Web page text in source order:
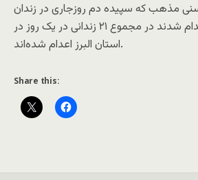
۶ زندانی سنی مذهب که سپیده دم روزجاری در زندان
رجایی شهر کرج اعدام شدند در مجموع ۲۱ زندانی در یک روز در
استان البرز اعدام شده‌اند.
Share this: